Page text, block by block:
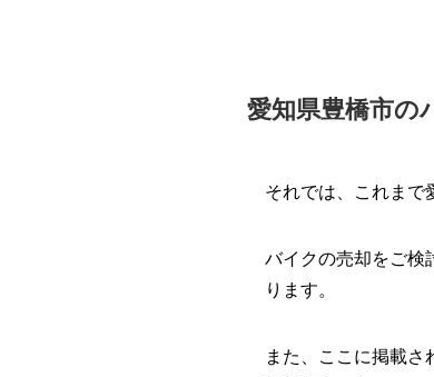
愛知県豊橋市の
それでは、これまで
バイクの売却をご検
ります。
また、ここに掲載